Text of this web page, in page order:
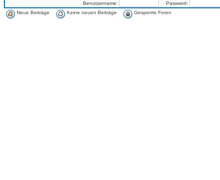
Benutzername:
Passwort:
Neue Beiträge
Keine neuen Beiträge Gesperrte Foren